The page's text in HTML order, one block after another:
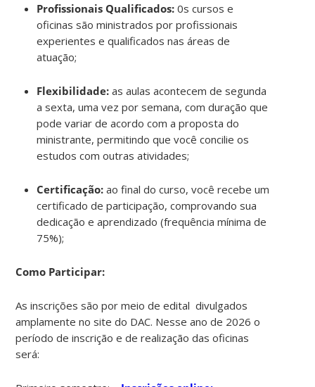
Profissionais Qualificados: 0s cursos e
oficinas são ministrados por profissionais
experientes e qualificados nas áreas de
atuação;
Flexibilidade: as aulas acontecem de segunda
a sexta, uma vez por semana, com duração que
pode variar de acordo com a proposta do
ministrante, permitindo que você concilie os
estudos com outras atividades;
Certificação: ao final do curso, você recebe um
certificado de participação, comprovando sua
dedicação e aprendizado (frequência mínima de
75%);
Como Participar:
As inscrições são por meio de edital divulgados
amplamente no site do DAC. Nesse ano de 2026 o
período de inscrição e de realização das oficinas
será: